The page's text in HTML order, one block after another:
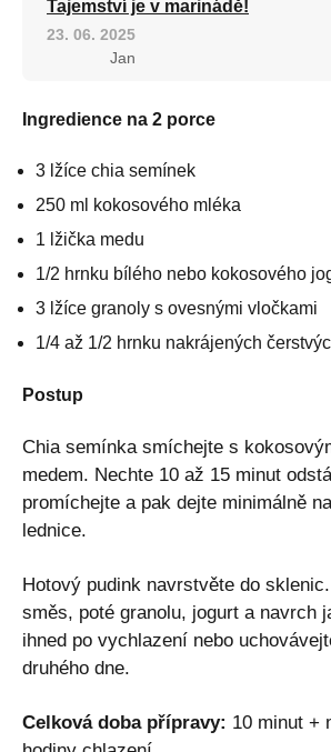
Tajemství je v marinádě!
23. 06. 2025
Jan
Ingredience na 2 porce
3 lžíce chia semínek
250 ml kokosového mléka
1 lžička medu
1/2 hrnku bílého nebo kokosového
3 lžíce granoly s ovesnými vločkami
1/4 až 1/2 hrnku nakrájených
Postup
Chia semínka smíchejte s
medem. Nechte 10 až 15 minut
promíchejte a pak dejte minimálně
lednice.
Hotový pudink navrstvěte do
směs, poté granolu, jogurt a navrch
ihned po vychlazení nebo
druhého dne.
Celková doba přípravy: 10 minut +